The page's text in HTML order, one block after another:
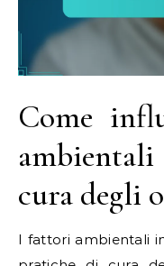
Come
cura degli
I fattori ambientali